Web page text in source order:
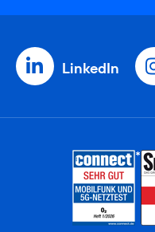
LinkedIn